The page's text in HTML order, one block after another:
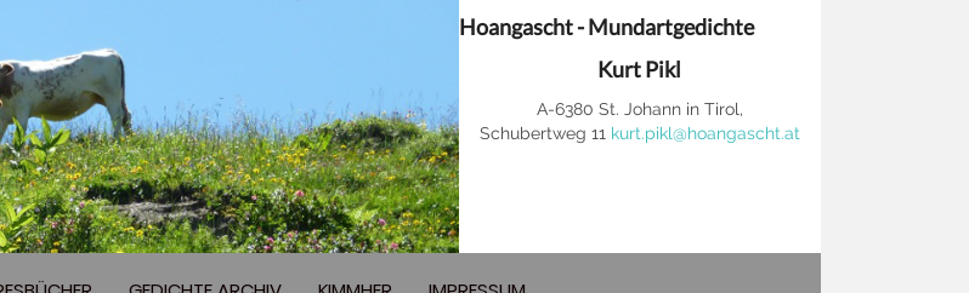
Hoangascht - Mundartgedichte
Kurt Pikl
A-6380 St. Johann in Tirol,
Schubertweg 11 kurt.pikl@hoangascht.at